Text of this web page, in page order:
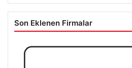
Son Eklenen Firmalar